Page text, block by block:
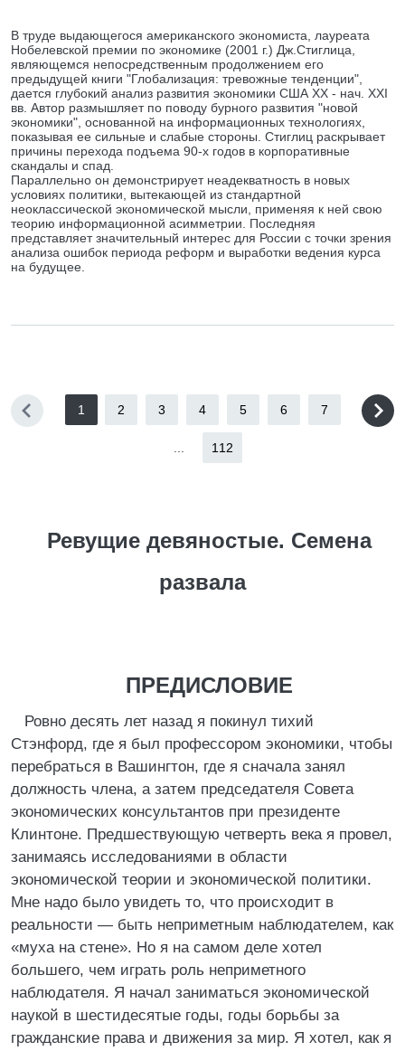
В труде выдающегося американского экономиста, лауреата
Нобелевской премии по экономике (2001 г.) Дж.Стиглица,
являющемся непосредственным продолжением его
предыдущей книги "Глобализация: тревожные тенденции",
дается глубокий анализ развития экономики США XX - нач. XXI
вв. Автор размышляет по поводу бурного развития "новой
экономики", основанной на информационных технологиях,
показывая ее сильные и слабые стороны. Стиглиц раскрывает
причины перехода подъема 90-х годов в корпоративные
скандалы и спад.
Параллельно он демонстрирует неадекватность в новых
условиях политики, вытекающей из стандартной
неоклассической экономической мысли, применяя к ней свою
теорию информационной асимметрии. Последняя
представляет значительный интерес для России с точки зрения
анализа ошибок периода реформ и выработки ведения курса
на будущее.
1 2 3 4 5 6 7
112
Ревущие девяностые. Семена
развала
ПРЕДИСЛОВИЕ
Ровно десять лет назад я покинул тихий
Стэнфорд, где я был профессором экономики, чтобы
перебраться в Вашингтон, где я сначала занял
должность члена, а затем председателя Совета
экономических консультантов при президенте
Клинтоне. Предшествующую четверть века я провел,
занимаясь исследованиями в области
экономической теории и экономической политики.
Мне надо было увидеть то, что происходит в
реальности — быть неприметным наблюдателем, как
«муха на стене». Но я на самом деле хотел
большего, чем играть роль неприметного
наблюдателя. Я начал заниматься экономической
наукой в шестидесятые годы, годы борьбы за
гражданские права и движения за мир. Я хотел, как я